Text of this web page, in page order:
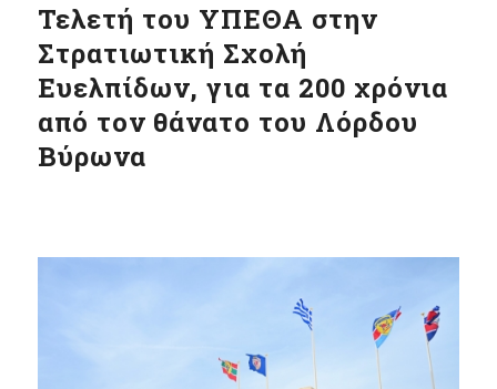
Τελετή του ΥΠΕΘΑ στην
Στρατιωτική Σχολή
Ευελπίδων, για τα 200 χρόνια
από τον θάνατο του Λόρδου
Βύρωνα